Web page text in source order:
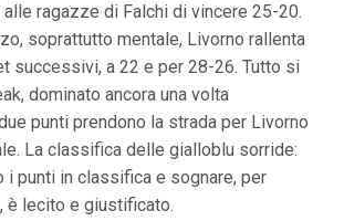
ragazze di Falchi di vincere 25-20.
soprattutto mentale, Livorno rallenta
successivi, a 22 e per 28-26. Tutto si
dominato ancora una volta
punti prendono la strada per Livorno
La classifica delle gialloblu sorride:
i punti in classifica e sognare, per
è lecito e giustificato.